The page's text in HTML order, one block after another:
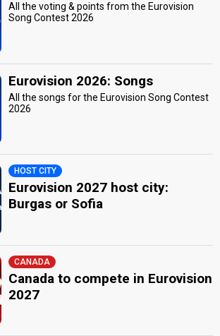
All the voting & points from the Eurovision
Song Contest 2026
Eurovision 2026: Songs
All the songs for the Eurovision Song Contest
2026
HOST CITY
Eurovision 2027 host city:
Burgas or Sofia
CANADA
Canada to compete in Eurovision
2027